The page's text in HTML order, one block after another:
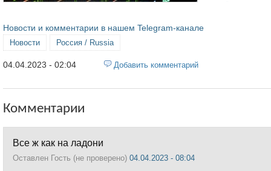
Новости и комментарии в нашем Telegram-канале
Новости Россия / Russia
04.04.2023 - 02:04 Добавить комментарий
Комментарии
Все ж как на ладони
Оставлен Гость (не проверено) 04.04.2023 - 08:04